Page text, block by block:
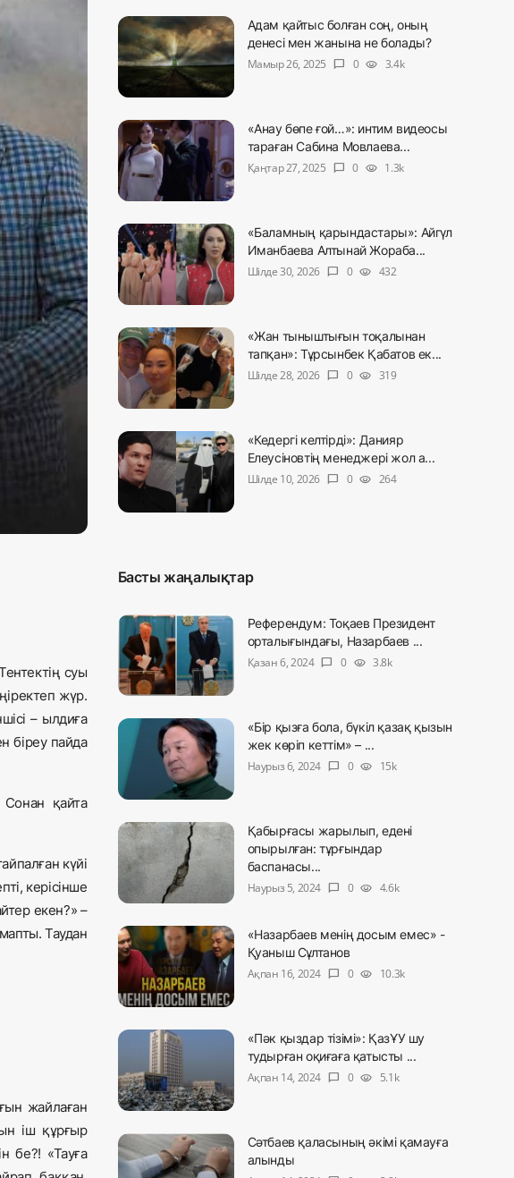
суы
жүр.
– ылдиға
біреу пайда
қайта
күйі
керісінше
екен?» –
Таудан
жайлаған
іш құрғыр
бе?! «Тауға
Адам қайтыс болған соң, оның
денесі мен жанына не болады?
Мамыр 26, 2025
chat_bubble 0 visibility 3.4k
«Анау бөпе ғой…»: интим видеосы
тараған Сабина Мовлаева...
Қаңтар 27, 2025
chat_bubble 0 visibility 1.3k
«Баламның қарындастары»: Айгүл
Иманбаева Алтынай Жораба...
Шілде 30, 2026
chat_bubble 0 visibility 432
«Жан тыныштығын тоқалынан
тапқан»: Тұрсынбек Қабатов ек...
Шілде 28, 2026
chat_bubble 0 visibility 319
«Кедергі келтірді»: Данияр
Елеусіновтің менеджері жол а...
Шілде 10, 2026
chat_bubble 0 visibility 264
Басты жаңалықтар
Референдум: Тоқаев Президент
орталығындағы, Назарбаев ...
Қазан 6, 2024 chat_bubble 0 visibility 3.8k
«Бір қызға бола, бүкіл қазақ қызын
жек көріп кеттім» – ...
Наурыз 6, 2024
chat_bubble 0 visibility 15k
Қабырғасы жарылып, едені
опырылған: тұрғындар
баспанасы...
Наурыз 5, 2024
chat_bubble 0 visibility 4.6k
«Назарбаев менің досым емес» -
Қуаныш Сұлтанов
Ақпан 16, 2024
chat_bubble 0 visibility 10.3k
«Пәк қыздар тізімі»: ҚазҰУ шу
тудырған оқиғаға қатысты ...
Ақпан 14, 2024
chat_bubble 0 visibility 5.1k
Сәтбаев қаласының әкімі қамауға
алынды